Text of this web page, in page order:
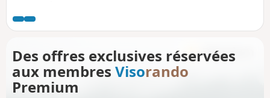
l'une des portes de l'Enfer.
Des offres exclusives réservées
aux membres Visorando
Premium